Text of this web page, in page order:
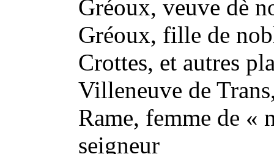
Gréoux, veuve dè
Gréoux, fille de
Crottes, et autres
Villeneuve de
Rame, femme de «
seigneur